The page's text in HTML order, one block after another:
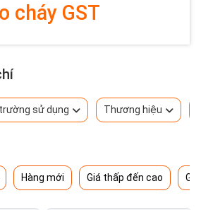
cháy GST
sử dụng Thương hiệu
Hàng mới Giá thấp đến cao